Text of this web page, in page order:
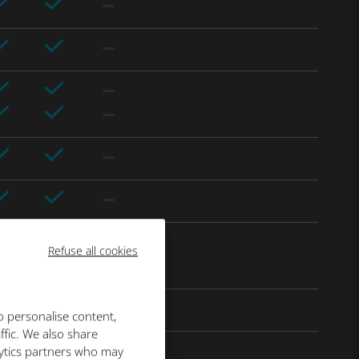
Refuse all cookies
personalise content,
We also share
partners who may